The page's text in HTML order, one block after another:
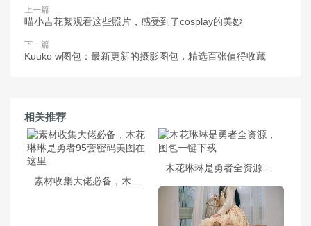
上一篇
喵小吉花絮观看这些照片，感受到了cosplay的美妙
下一篇
Kuuko w图包：最新更新的摄影图包，精选百张值得收藏
相关推荐
木花琳琳是勇者全资源，图包一键下载